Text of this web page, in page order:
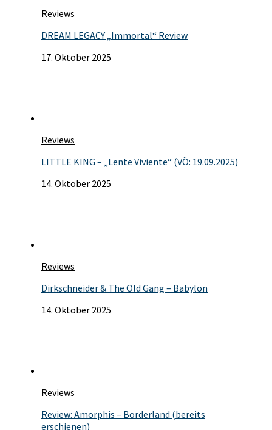
Reviews
DREAM LEGACY „Immortal“ Review
17. Oktober 2025
Reviews
LITTLE KING – „Lente Viviente“ (VÖ: 19.09.2025)
14. Oktober 2025
Reviews
Dirkschneider & The Old Gang – Babylon
14. Oktober 2025
Reviews
Review: Amorphis – Borderland (bereits
erschienen)